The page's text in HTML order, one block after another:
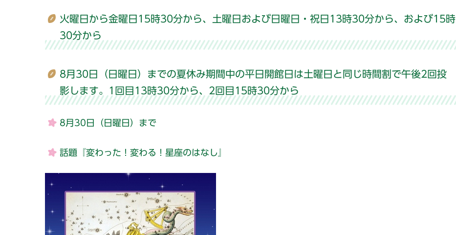
火曜日から金曜日15時30分から、土曜日および日曜日・祝日13時30分から、および15時
30分から
8月30日（日曜日）までの夏休み期間中の平日開館日は土曜日と同じ時間割で午後2回投
影します。1回目13時30分から、2回目15時30分から
8月30日（日曜日）まで
話題『変わった！変わる！星座のはなし』